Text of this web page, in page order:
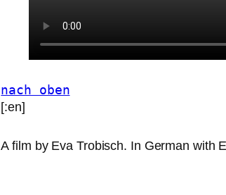
nach oben
[:en]
A film by Eva Trobisch. In German with